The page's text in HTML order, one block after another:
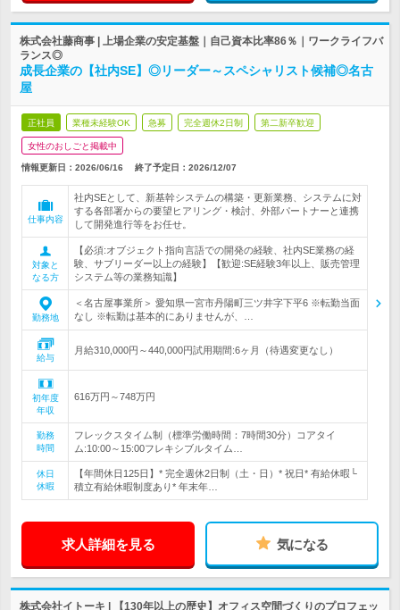
株式会社藤商事 | 上場企業の安定基盤｜自己資本比率86％｜ワークライフバ
ランス◎
成長企業の【社内SE】◎リーダー～スペシャリスト候補◎名古
屋
正社員 業種未経験OK 急募 完全週休2日制 第二新卒歓迎
女性のおしごと掲載中
情報更新日：2026/06/16 終了予定日： 2026/12/07
仕事内容
社内SEとして、新基幹システムの構築・更新業務、システムに対
する各部署からの要望ヒアリング・検討、外部パートナーと連携
して開発進行等をお任せ。
対象と
なる方
【必須:オブジェクト指向言語での開発の経験、社内SE業務の経
験、サブリーダー以上の経験】【歓迎:SE経験3年以上、販売管理
システム等の業務知識】
勤務地
＜名古屋事業所＞ 愛知県一宮市丹陽町三ツ井字下平6 ※転勤当面
なし ※転勤は基本的にありませんが、…
給与
月給310,000円～440,000円試用期間:6ヶ月（待遇変更なし）
初年度
年収
616万円～748万円
勤務
時間
フレックスタイム制（標準労働時間：7時間30分）コアタイ
ム:10:00～15:00フレキシブルタイム…
休日
休暇
【年間休日125日】* 完全週休2日制（土・日）* 祝日* 有給休暇└
積立有給休暇制度あり* 年末年…
求人詳細を見る 気になる
株式会社イトーキ | 【130年以上の歴史】オフィス空間づくりのプロフェッ